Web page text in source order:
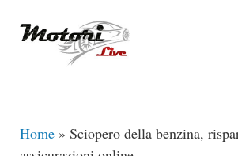
Home » Sciopero della benzina,